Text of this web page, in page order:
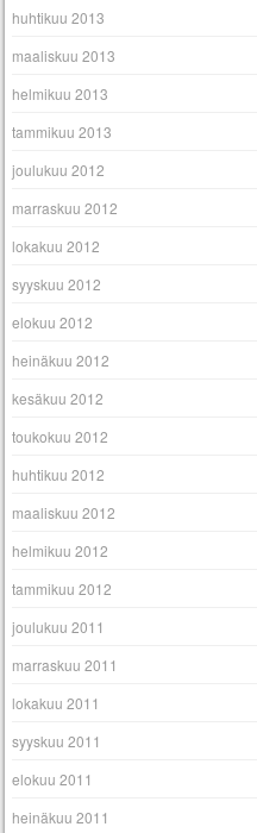
huhtikuu 2013
maaliskuu 2013
helmikuu 2013
tammikuu 2013
joulukuu 2012
marraskuu 2012
lokakuu 2012
syyskuu 2012
elokuu 2012
heinäkuu 2012
kesäkuu 2012
toukokuu 2012
huhtikuu 2012
maaliskuu 2012
helmikuu 2012
tammikuu 2012
joulukuu 2011
marraskuu 2011
lokakuu 2011
syyskuu 2011
elokuu 2011
heinäkuu 2011